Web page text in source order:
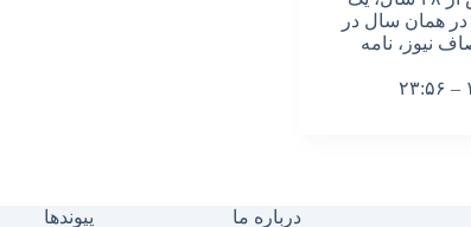
در همان سال در
نیوز، نامه
درباره ما پیوندها